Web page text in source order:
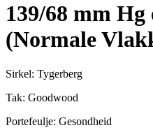
139/68 mm
(Normale
Sirkel: Tygerberg
Tak: Goodwood
Portefeulje: Gesondheid